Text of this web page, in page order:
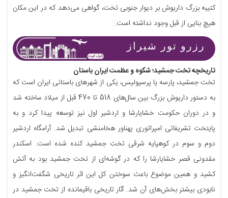
کتیبه بزرگ داریوش بر دیوار جنوبی تخت، گواهی می‌دهد که در این مکان
هیچ بنایی از قبل وجود نداشته است.
رزرو تور شیراز
تاریخچه تخت جمشید؛ شکوه و عظمت ایران باستان
تخت جمشید، پارسه یا پرسپولیس، یکی از شهرهای باستانی ایران است که
به دستور داریوش بزرگ بین سال‌های 518 تا 470 قبل از میلاد ساخته شد
و در دوران حکومت خشایارشا و اردشیر اول نیز توسعه پیدا کرد و به
پایتخت تشریفاتی امپراتوری پهناور هخامنشی تبدیل شد. آرامگاه اردشیر
دوم و سوم در کوهپایه شرقی تخت جمشید کنده شده‌ است. اسکندر
مقدونی قصر خشایارشا را که در گوشه‌ای از تخت جمشید‌ بود به آتش
کشید و همین موضوع باعث سوختن کل این اثر تاریخی شگفت‌انگیز و
نابودی بیشتر بخش‌های آن شد. آثار تاریخی باقیمانده از تخت جمشید‌ در